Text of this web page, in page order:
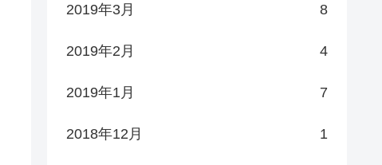
2019年3月 8
2019年2月 4
2019年1月 7
2018年12月 1